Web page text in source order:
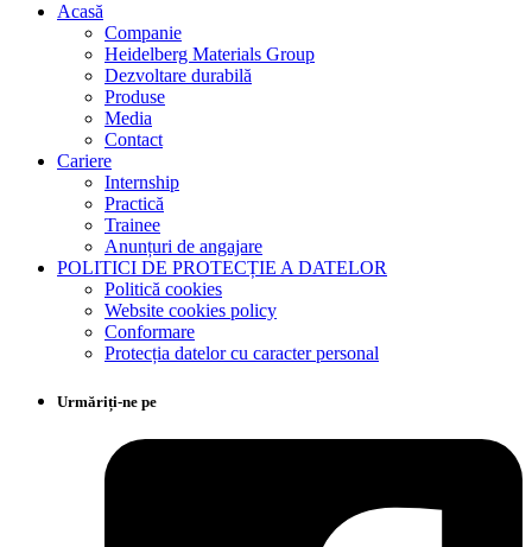
Acasă
Companie
Heidelberg Materials Group
Dezvoltare durabilă
Produse
Media
Contact
Cariere
Internship
Practică
Trainee
Anunțuri de angajare
POLITICI DE PROTECȚIE A DATELOR
Politică cookies
Website cookies policy
Conformare
Protecția datelor cu caracter personal
Urmăriți-ne pe